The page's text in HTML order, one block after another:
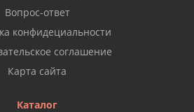
Вопрос-ответ
конфидециальности
соглашение
Карта сайта
Каталог